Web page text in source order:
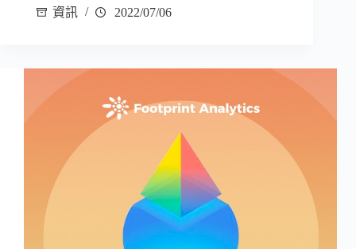
資訊 2022/07/06